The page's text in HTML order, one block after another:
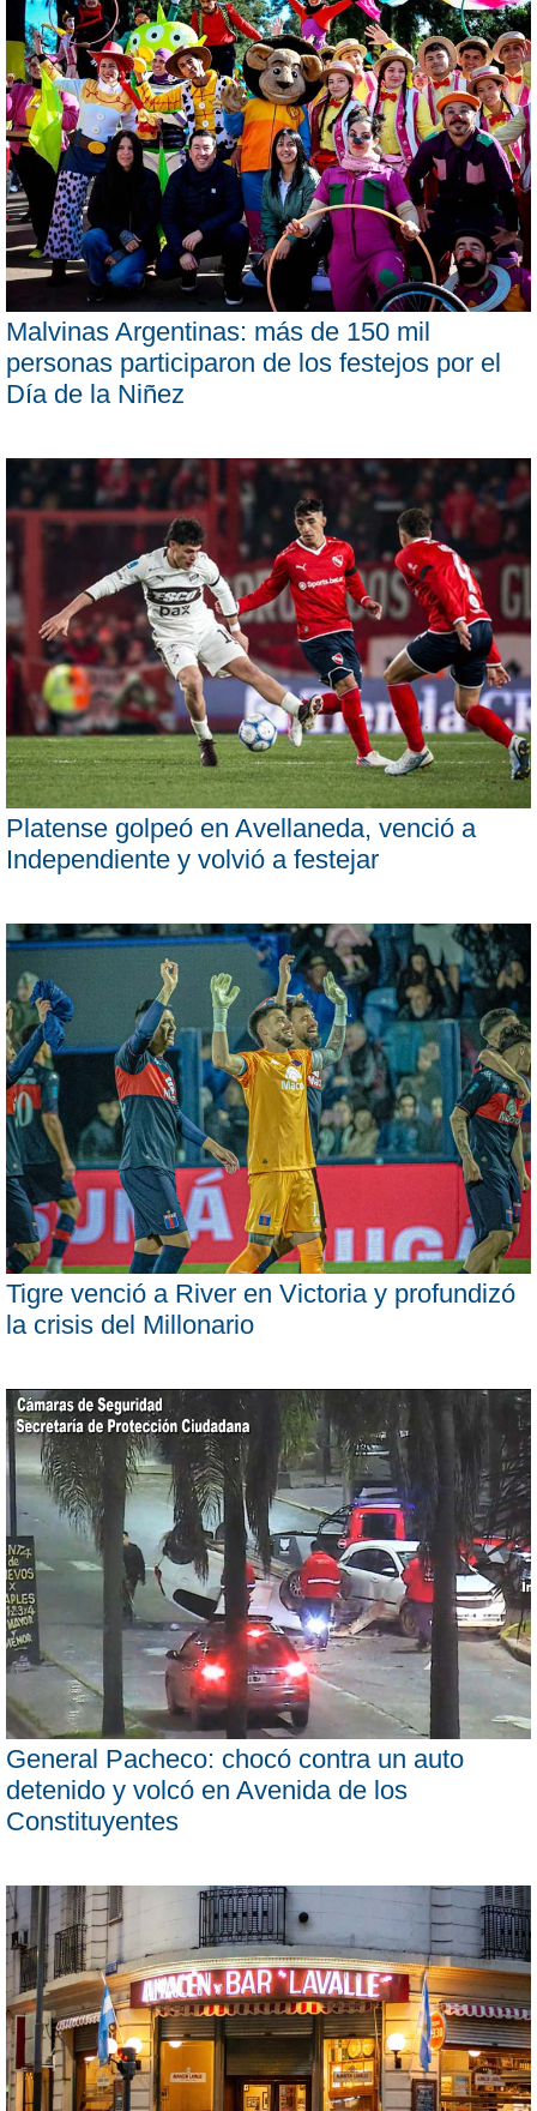
Malvinas Argentinas: más de 150 mil
personas participaron de los festejos por el
Día de la Niñez
Platense golpeó en Avellaneda, venció a
Independiente y volvió a festejar
Tigre venció a River en Victoria y profundizó
la crisis del Millonario
General Pacheco: chocó contra un auto
detenido y volcó en Avenida de los
Constituyentes